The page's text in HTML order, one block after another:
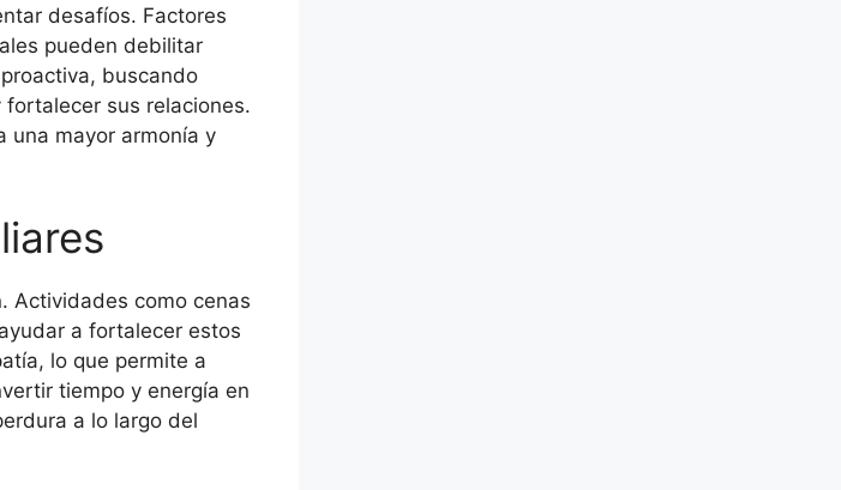
desafíos. Factores
pueden debilitar
buscando
sus relaciones.
una mayor armonía y
Actividades como cenas
a fortalecer estos
lo que permite a
tiempo y energía en
a lo largo del